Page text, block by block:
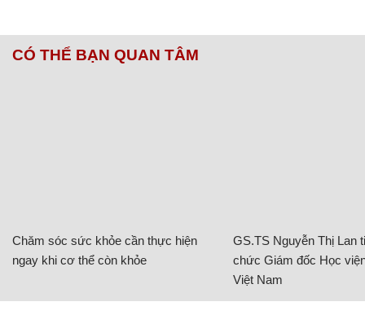
CÓ THỂ BẠN QUAN TÂM
Chăm sóc sức khỏe cần thực hiện
ngay khi cơ thể còn khỏe
GS.TS Nguyễn Thị Lan
chức Giám đốc Học
Việt Nam